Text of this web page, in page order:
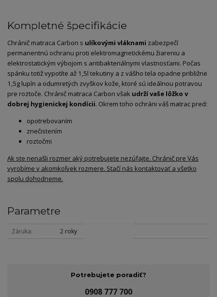
Kompletné špecifikácie
Chránič matraca Carbon s ulíkovými vláknami zabezpečí
permanentnú ochranu proti elektromagnetickému žiareniu a
elektrostatickým výbojom s antibakteriálnymi vlastnosťami. Počas
spánku totiž vypotíte až 1,5l tekutiny a z vášho tela opadne približne
1,5g lupín a odumretých zvyškov kože, ktoré sú ideálnou potravou
pre roztoče. Chránič matraca Carbon však udrží vaše lôžko v
dobrej hygienickej kondícii. Okrem toho ochráni váš matrac pred:
opotrebovaním
znečistením
roztočmi
Ak ste nenašli rozmer aký potrebujete nezúfajte. Chránič pre Vás
vyrobíme v akomkoľvek rozmere. Stačí nás kontaktovať a všetko
spolu dohodneme.
Parametre
Záruka 2 roky
Potrebujete poradiť?
0908 777 700